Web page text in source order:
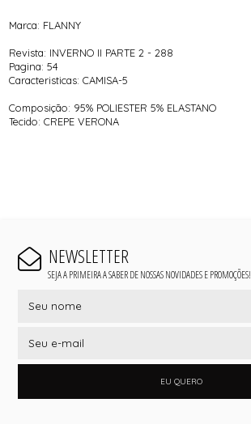
Marca: FLANNY
Revista: INVERNO II PARTE 2 - 288
Pagina: 54
Caracteristicas: CAMISA-5
Composição: 95% POLIESTER 5% ELASTANO
Tecido: CREPE VERONA
NEWSLETTER
SEJA A PRIMEIRA A SABER DE NOSSAS NOVIDADES E PROMOÇÕES!
EU QUERO